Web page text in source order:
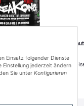
sichtbar
Einsatz folgender Dienste
Einstellung jederzeit ändern
Sie unter Konfigurieren